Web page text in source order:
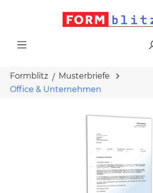
Formblitz
Musterbriefe
Office & Unternehmen